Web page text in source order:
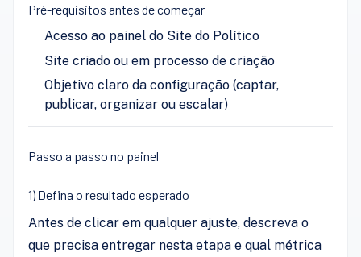
Pré-requisitos antes de começar
Acesso ao painel do Site do Político
Site criado ou em processo de criação
Objetivo claro da configuração (captar,
publicar, organizar ou escalar)
Passo a passo no painel
1) Defina o resultado esperado
Antes de clicar em qualquer ajuste, descreva o
que precisa entregar nesta etapa e qual métrica